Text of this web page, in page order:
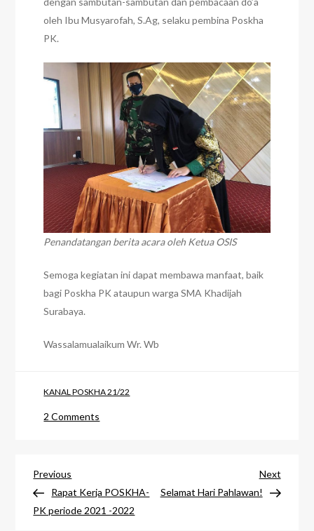
oleh Ibu Musyarofah, S.Ag, selaku pembina Poskha
PK.
Penandatangan berita acara oleh Ketua OSIS
Semoga kegiatan ini dapat membawa manfaat, baik
bagi Poskha PK ataupun warga SMA Khadijah
Surabaya.
Wassalamualaikum Wr. Wb
KANAL POSKHA 21/22
2 Comments
Pengesahan
Program
Post
navigation
Previous
Post
Previous
Rapat Kerja POSKHA-
PK periode 2021 -2022
Next
Post
Next
Selamat Hari Pahlawan!